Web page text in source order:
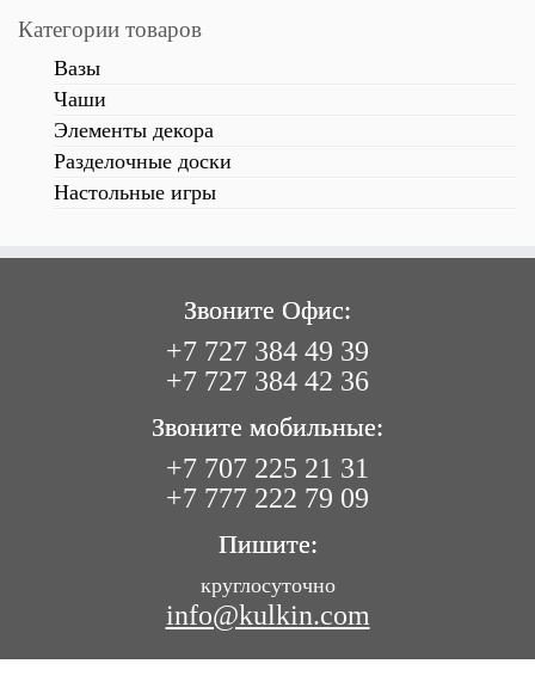
Категории товаров
Вазы
Чаши
Элементы декора
Разделочные доски
Настольные игры
Звоните Офис:
+7 727 384 49 39
+7 727 384 42 36
Звоните мобильные:
+7 707 225 21 31
+7 777 222 79 09
Пишите:
круглосуточно
info@kulkin.com